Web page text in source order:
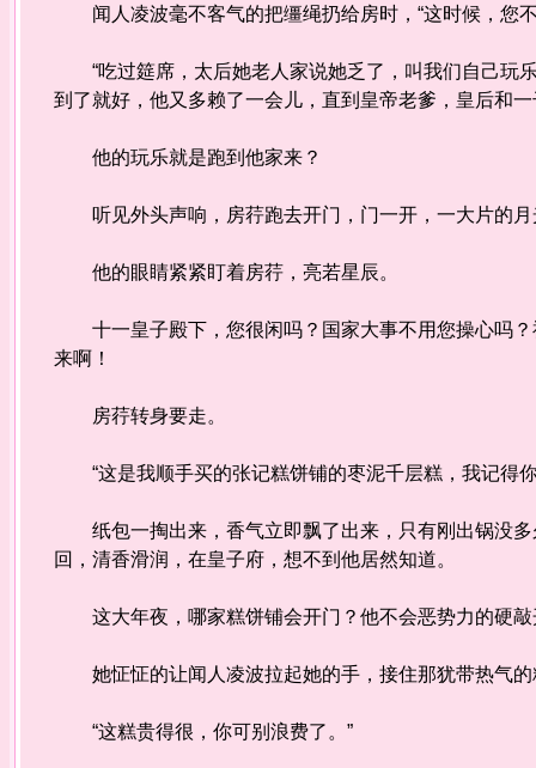
闻人凌波毫不客气的把缰绳扔给房时，“这时候，您
“吃过筵席，太后她老人家说她乏了，叫我们自己玩
到了就好，他又多赖了一会儿，直到皇帝老爹，皇后和
他的玩乐就是跑到他家来？
听见外头声响，房荇跑去开门，门一开，一大片的月
他的眼睛紧紧盯着房荇，亮若星辰。
十一皇子殿下，您很闲吗？国家大事不用您操心吗？
来啊！
房荇转身要走。
“这是我顺手买的张记糕饼铺的枣泥千层糕，我记得
纸包一掏出来，香气立即飘了出来，只有刚出锅没多
回，清香滑润，在皇子府，想不到他居然知道。
这大年夜，哪家糕饼铺会开门？他不会恶势力的硬敲
她怔怔的让闻人凌波拉起她的手，接住那犹带热气的
“这糕贵得很，你可别浪费了。”